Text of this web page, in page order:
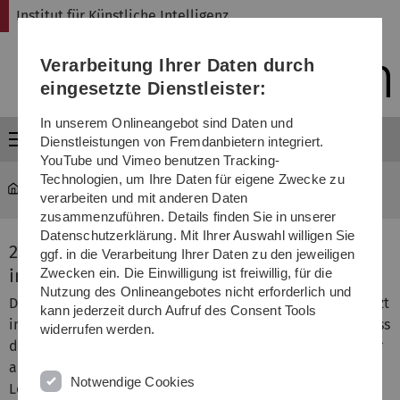
Direkt
Direkt
Direkt
(Sprache,
Drucken,
Media)
Direkt
Direkt
Institut für Künstliche Intelligenz
Menü
Institut für Künstliche Intelligenz
2LIKE - Lernpfade und Lernprozesse
individualisieren durch KI-Methoden
Die grundlegende Projektidee basiert auf den nicht zuletzt
im Rahmen der Corona-Krise gemachten Erfahrungen, dass
die Heterogenität der Studierenden eine deutlich stärker
auf die einzelne Person angepasste Bereitstellung von
Lerninhalten oder Lernunterstützung benötigen, als dies
Verarbeitung Ihrer Daten durch
eingesetzte Dienstleister:
In unserem Onlineangebot sind Daten und
Dienstleistungen von Fremdanbietern integriert.
YouTube und Vimeo benutzen Tracking-
Technologien, um Ihre Daten für eigene Zwecke zu
verarbeiten und mit anderen Daten
zusammenzuführen. Details finden Sie in unserer
Datenschutzerklärung. Mit Ihrer Auswahl willigen Sie
ggf. in die Verarbeitung Ihrer Daten zu den jeweiligen
Zwecken ein. Die Einwilligung ist freiwillig, für die
Nutzung des Onlineangebotes nicht erforderlich und
kann jederzeit durch Aufruf des Consent Tools
widerrufen werden.
Notwendige Cookies